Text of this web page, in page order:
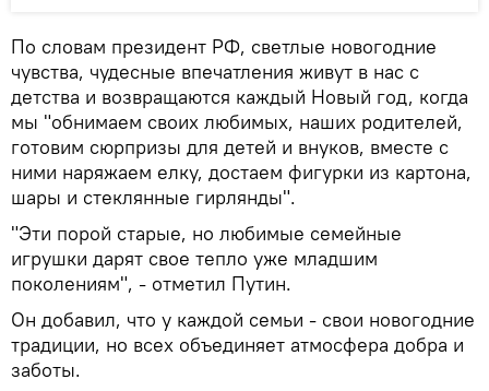
По словам президент РФ, светлые новогодние
чувства, чудесные впечатления живут в нас с
детства и возвращаются каждый Новый год, когда
мы "обнимаем своих любимых, наших родителей,
готовим сюрпризы для детей и внуков, вместе с
ними наряжаем елку, достаем фигурки из картона,
шары и стеклянные гирлянды".
"Эти порой старые, но любимые семейные
игрушки дарят свое тепло уже младшим
поколениям", - отметил Путин.
Он добавил, что у каждой семьи - свои новогодние
традиции, но всех объединяет атмосфера добра и
заботы.